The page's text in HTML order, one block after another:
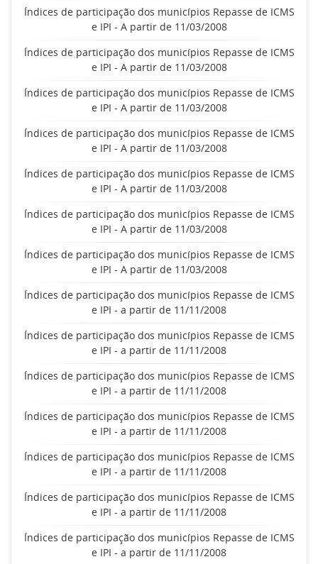
Índices de participação dos municípios Repasse de ICMS
e IPI - A partir de 11/03/2008
Índices de participação dos municípios Repasse de ICMS
e IPI - A partir de 11/03/2008
Índices de participação dos municípios Repasse de ICMS
e IPI - A partir de 11/03/2008
Índices de participação dos municípios Repasse de ICMS
e IPI - A partir de 11/03/2008
Índices de participação dos municípios Repasse de ICMS
e IPI - A partir de 11/03/2008
Índices de participação dos municípios Repasse de ICMS
e IPI - A partir de 11/03/2008
Índices de participação dos municípios Repasse de ICMS
e IPI - A partir de 11/03/2008
Índices de participação dos municípios Repasse de ICMS
e IPI - a partir de 11/11/2008
Índices de participação dos municípios Repasse de ICMS
e IPI - a partir de 11/11/2008
Índices de participação dos municípios Repasse de ICMS
e IPI - a partir de 11/11/2008
Índices de participação dos municípios Repasse de ICMS
e IPI - a partir de 11/11/2008
Índices de participação dos municípios Repasse de ICMS
e IPI - a partir de 11/11/2008
Índices de participação dos municípios Repasse de ICMS
e IPI - a partir de 11/11/2008
Índices de participação dos municípios Repasse de ICMS
e IPI - a partir de 11/11/2008